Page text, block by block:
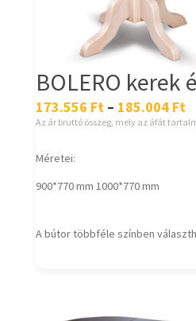
BOLERO kerek
173.556 Ft – 185.004 Ft
Az ár bruttó összeg, mely az áfát
Méretei:
900*770 mm 1000*770 mm
A bútor többféle színben